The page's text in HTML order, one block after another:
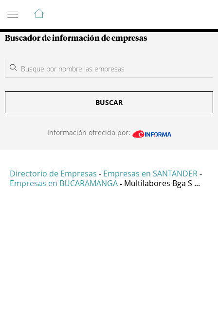
Guía de Empresas Colombianas
Buscador de información de empresas
BUSCAR
Información ofrecida por:
Directorio de Empresas - Empresas en SANTANDER -
Empresas en BUCARAMANGA - Multilabores Bga S ...